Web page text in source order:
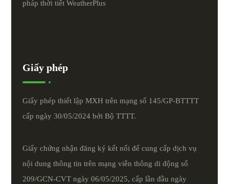
pháp thời tiếtWeatherPlus
Giấy phép
Giấy phép thiết lập MXH trên mạng số 145/GP-BTTTT
cấp ngày 30/05/2024 bởi Bộ TTTT.
Giấy chứng nhận đăng ký kết nối để cung cấp dịch vụ
nội dung thông tin trên mạng viễn thông di động số
209/GCN-CVT ngày 06/05/2025, cấp lần đầu ngày